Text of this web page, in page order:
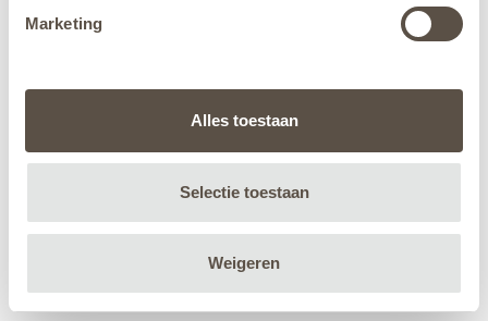
Marketing
Alles toestaan
Selectie toestaan
Weigeren